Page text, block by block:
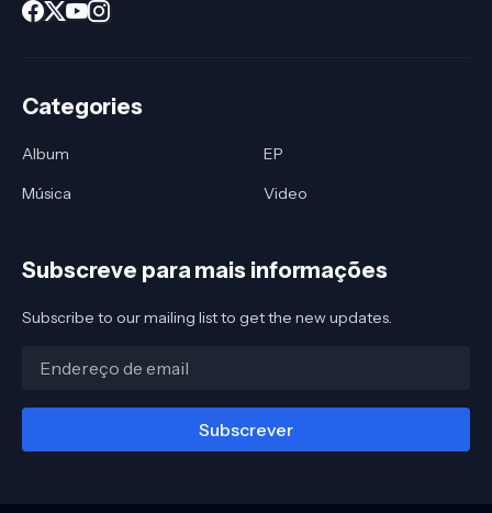
Categories
Album
EP
Música
Video
Subscreve para mais informações
Subscribe to our mailing list to get the new updates.